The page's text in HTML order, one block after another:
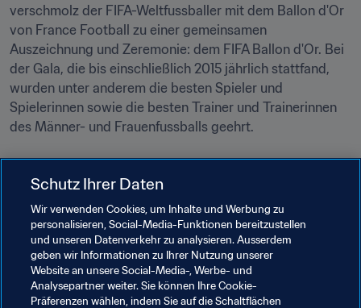
verschmolz der FIFA-Weltfussballer mit dem Ballon d'Or
von France Football zu einer gemeinsamen
Auszeichnung und Zeremonie: dem FIFA Ballon d'Or. Bei
der Gala, die bis einschließlich 2015 jährlich stattfand,
wurden unter anderem die besten Spieler und
Spielerinnen sowie die besten Trainer und Trainerinnen
des Männer- und Frauenfussballs geehrt.
The Best
The Best FIFA Football Awards™ läutete 2016 eine neue
Ära ein, um die besten Akteure des Weltfussballs zu
ehren. Die erste Ausgabe fand in den TPC-Studios in
Zürich statt. Die neue Galaveranstaltung involvierte die
Schutz Ihrer Daten
Wir verwenden Cookies, um Inhalte und Werbung zu
personalisieren, Social-Media-Funktionen bereitzustellen
und unseren Datenverkehr zu analysieren. Ausserdem
geben wir Informationen zu Ihrer Nutzung unserer
Website an unsere Social-Media-, Werbe- und
Analysepartner weiter. Sie können Ihre Cookie-
Präferenzen wählen, indem Sie auf die Schaltflächen